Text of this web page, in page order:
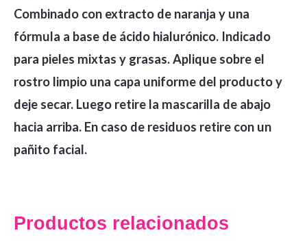
Combinado con extracto de naranja y una
fórmula a base de ácido hialurónico. Indicado
para pieles mixtas y grasas. Aplique sobre el
rostro limpio una capa uniforme del producto y
deje secar. Luego retire la mascarilla de abajo
hacia arriba. En caso de residuos retire con un
pañito facial.
Productos relacionados